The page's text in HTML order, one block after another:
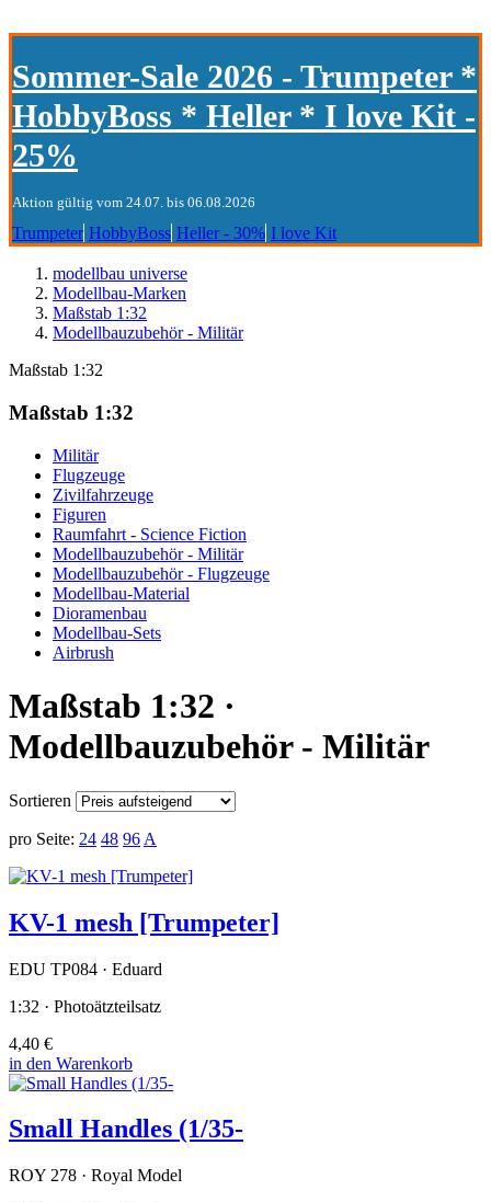
Sommer-Sale 2026 - Trumpeter *
HobbyBoss * Heller * I love Kit -
25%
Aktion gültig vom 24.07. bis 06.08.2026
Trumpeter HobbyBoss Heller - 30% I love Kit
modellbau universe
Modellbau-Marken
Maßstab 1:32
Modellbauzubehör - Militär
Maßstab 1:32
Maßstab 1:32
Militär
Flugzeuge
Zivilfahrzeuge
Figuren
Raumfahrt - Science Fiction
Modellbauzubehör - Militär
Modellbauzubehör - Flugzeuge
Modellbau-Material
Dioramenbau
Modellbau-Sets
Airbrush
Maßstab 1:32 ·
Modellbauzubehör - Militär
Sortieren
pro Seite: 24 48 96 A
KV-1 mesh [Trumpeter]
EDU TP084 · Eduard
1:32 · Photoätzteilsatz
4,40 €
in den Warenkorb
Small Handles (1/35-
ROY 278 · Royal Model